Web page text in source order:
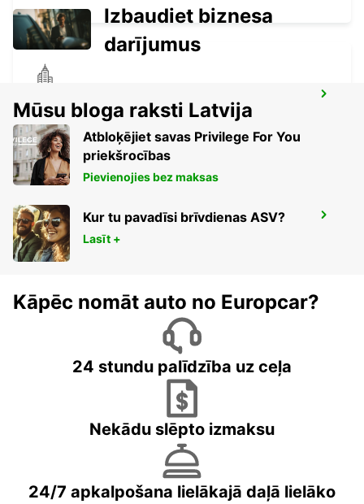
PERIGUEUX COULOUNIEIX
COULOUNIEIX CHAMIERS - FRANCE
PERIGUEUX RAILWAY STATION
PERIGUEUX - FRANCE
Izbaudiet biznesa
darījumus
Mūsu bloga raksti Latvija
Atbloķējiet savas Privilege For You
priekšrocības
Pievienojies bez maksas
Kur tu pavadīsi brīvdienas ASV?
Lasīt +
Kāpēc nomāt auto no Europcar?
24 stundu palīdzība uz ceļa
Nekādu slēpto izmaksu
24/7 apkalpošana lielākajā daļā lielāko